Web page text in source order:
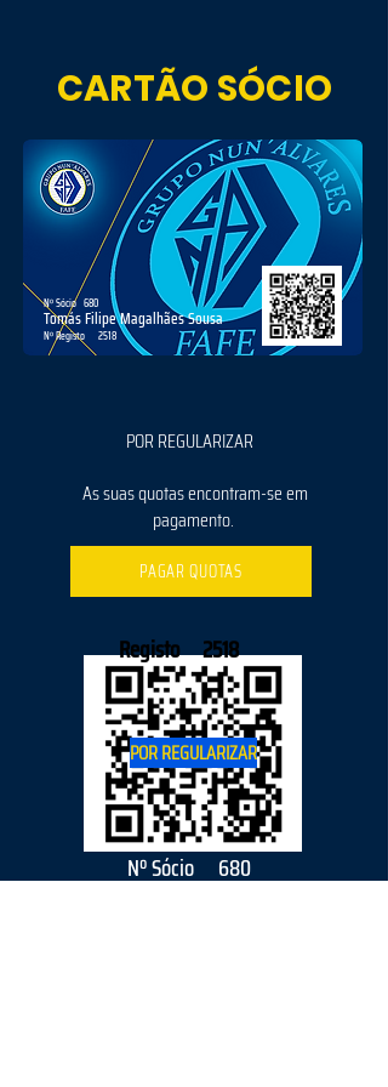
CARTÃO SÓCIO
680
Nº Sócio
Tomás Filipe Magalhães Sousa
2518
Nº Registo
POR REGULARIZAR
As suas quotas encontram-se em
pagamento.
PAGAR QUOTAS
680
Nº Sócio
Registo 2518
POR REGULARIZAR